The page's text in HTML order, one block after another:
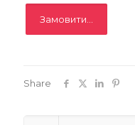
Замовити...
Share